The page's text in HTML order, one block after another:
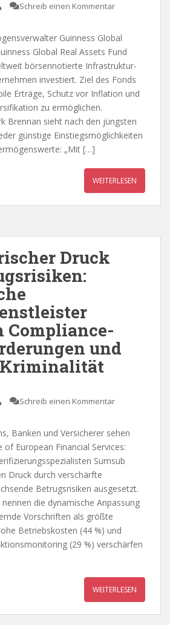
Schreib einen Kommentar
Guinness Global
Global Real Assets Fund
börsennotierte Infrastruktur-
investiert. Ziel des Fonds
Erträge, Schutz vor Inflation und
zu ermöglichen.
Brennan sieht nach den jüngsten
günstige Einstiegsmöglichkeiten
„Mit […]
WEITERLESEN
Druck
Compliance-
und
Schreib einen Kommentar
Banken und Versicherer sehen
of European Financial Services:
Sumsub
Druck durch verschärfte
Betrugsrisiken ausgesetzt.
die dynamische Anpassung
Vorschriften als größte
Betriebskosten (44 %) und
(29 %) verschärfen
WEITERLESEN